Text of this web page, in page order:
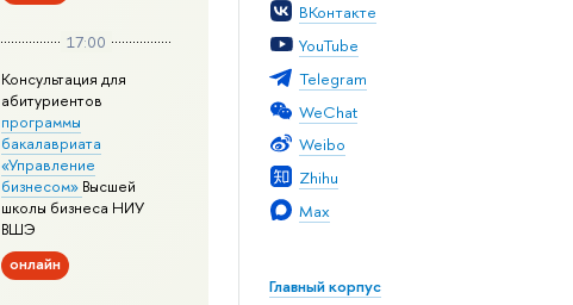
ВКонтакте
YouTube
Telegram
WeChat
Weibo
Zhihu
Max
Главный корпус
17:00
Консультация для
абитуриентов
программы
бакалавриата
«Управление
бизнесом» Высшей
школы бизнеса НИУ
ВШЭ
онлайн